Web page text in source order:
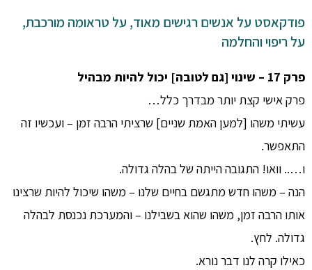
פודקאסט על אנשים רגישים מאוד, על טראומה מורכבת,
על ריפוי והחלמה
פרק 17 – שינוי [גם לטובה] יכול להיות מבהיל
פרק אישי קצת יותר מבדרך כלל…
עשיתי משהו [למען האמת שניים] שרציתי הרבה זמן – ועכשיו זה
התאפשר.
ו….. וואו! התגובה הייתה של בהלה גדולה.
הנה – משהו חדש מתגשם בחיים שלנו – משהו שיכול להיות שרצינו
אותו הרבה זמן, משהו שהוא בשבילנו – והמערכת נכנסת לבהלה
גדולה. לחץ.
כאילו קרה לנו דבר נורא.